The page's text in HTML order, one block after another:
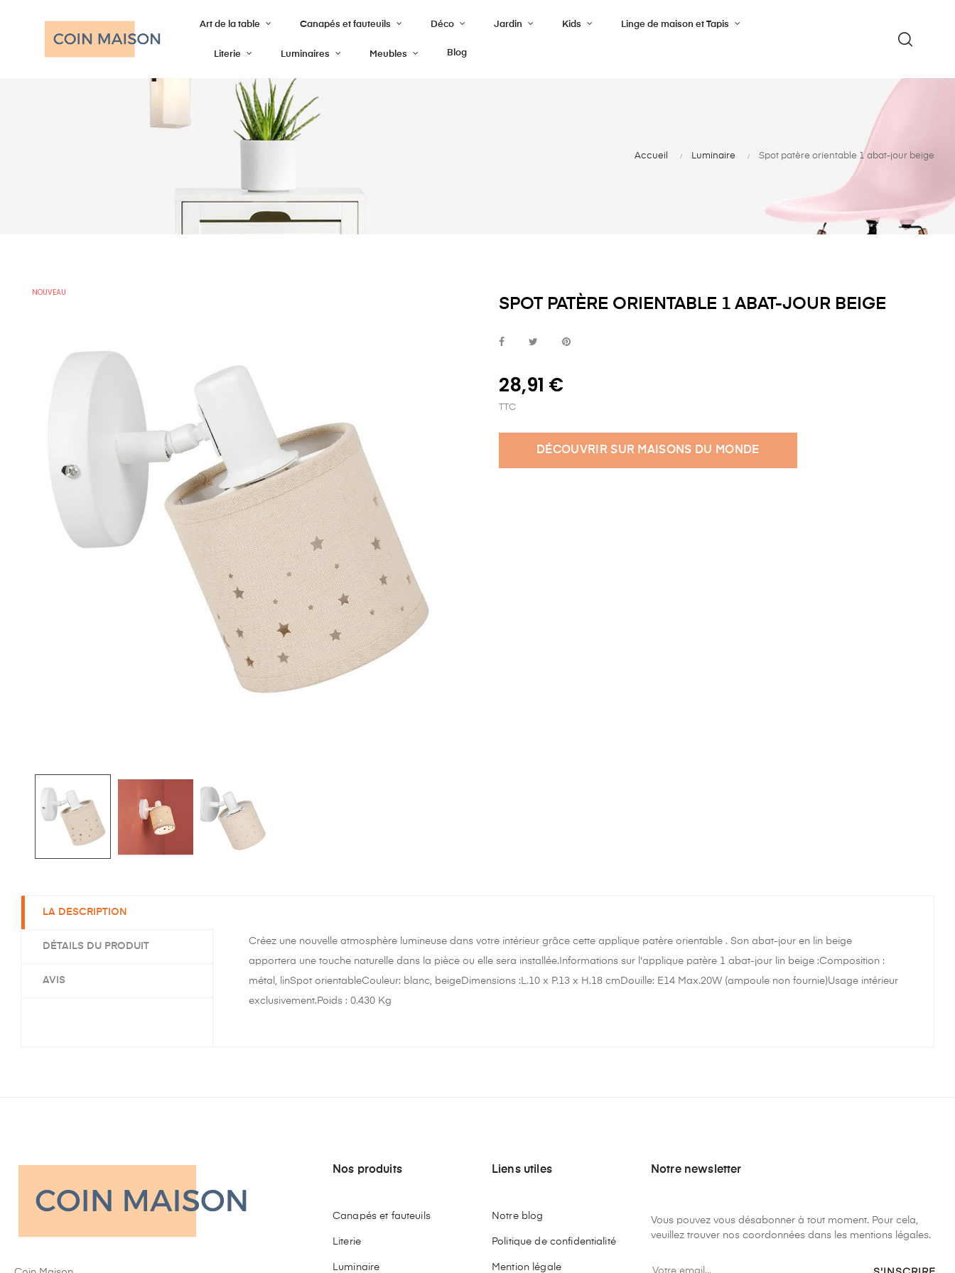
Art de la table Canapés et fauteuils Déco Jardin Kids Linge de maison et Tapis
Literie Luminaires Meubles Blog
Accueil Luminaire Spot patère orientable 1 abat-jour beige
NOUVEAU
SPOT PATÈRE ORIENTABLE 1 ABAT-JOUR BEIGE
28,91 €
TTC
DÉCOUVRIR SUR MAISONS DU MONDE
LA DESCRIPTION
DÉTAILS DU PRODUIT
AVIS
Créez une nouvelle atmosphère lumineuse dans votre intérieur grâce cette applique patère orientable . Son abat-jour en lin beige
apportera une touche naturelle dans la pièce ou elle sera installée.Informations sur l'applique patère 1 abat-jour lin beige :Composition :
métal, linSpot orientableCouleur: blanc, beigeDimensions :L.10 x P.13 x H.18 cmDouille: E14 Max.20W (ampoule non fournie)Usage intérieur
exclusivement.Poids : 0.430 Kg
Nos produits
Canapés et fauteuils
Literie
Luminaire
Liens utiles
Notre blog
Politique de confidentialité
Mention légale
Notre newsletter
Vous pouvez vous désabonner à tout moment. Pour cela,
veuillez trouver nos coordonnées dans les mentions légales.